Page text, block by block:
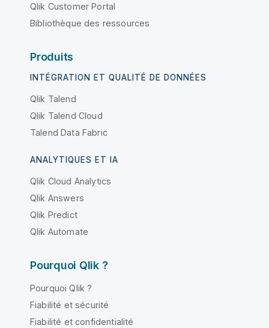
Qlik Customer Portal
Bibliothèque des ressources
Produits
INTÉGRATION ET QUALITÉ DE DONNÉES
Qlik Talend
Qlik Talend Cloud
Talend Data Fabric
ANALYTIQUES ET IA
Qlik Cloud Analytics
Qlik Answers
Qlik Predict
Qlik Automate
Pourquoi Qlik ?
Pourquoi Qlik ?
Fiabilité et sécurité
Fiabilité et confidentialité